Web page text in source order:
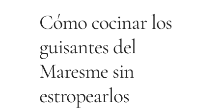
Cómo cocinar los
guisantes del
Maresme sin
estropearlos